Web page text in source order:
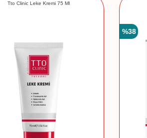
Tto Clinic Leke Kremi 75 Ml
%38